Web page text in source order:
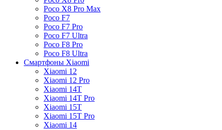
Poco X8 Pro Max
Poco F7
Poco F7 Pro
Poco F7 Ultra
Poco F8 Pro
Poco F8 Ultra
Смартфоны Xiaomi
Xiaomi 12
Xiaomi 12 Pro
Xiaomi 14T
Xiaomi 14T Pro
Xiaomi 15T
Xiaomi 15T Pro
Xiaomi 14